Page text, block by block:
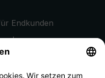
Endkunden